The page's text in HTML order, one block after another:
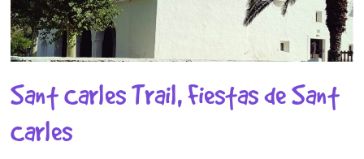
Sant Carles Trail, Fiestas de Sant
Carles